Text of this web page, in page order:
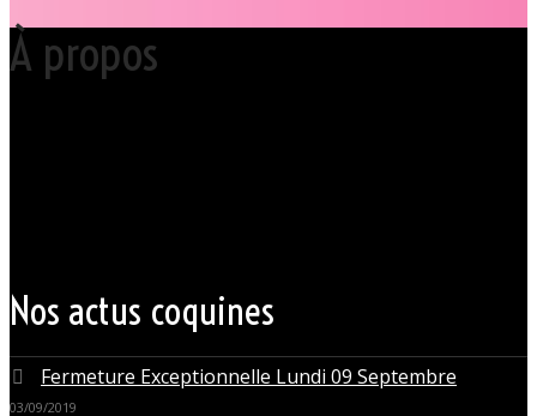
À propos
Nos actus coquines
Fermeture Exceptionnelle Lundi 09 Septembre
03/09/2019